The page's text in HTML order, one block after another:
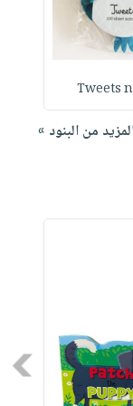
Tweets
من البنود »
Next